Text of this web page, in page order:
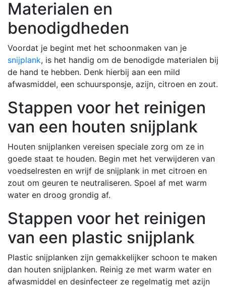
Materialen en
benodigdheden
Voordat je begint met het schoonmaken van je
snijplank, is het handig om de benodigde materialen bij
de hand te hebben. Denk hierbij aan een mild
afwasmiddel, een schuursponsje, azijn, citroen en zout.
Stappen voor het reinigen
van een houten snijplank
Houten snijplanken vereisen speciale zorg om ze in
goede staat te houden. Begin met het verwijderen van
voedselresten en wrijf de snijplank in met citroen en
zout om geuren te neutraliseren. Spoel af met warm
water en droog grondig af.
Stappen voor het reinigen
van een plastic snijplank
Plastic snijplanken zijn gemakkelijker schoon te maken
dan houten snijplanken. Reinig ze met warm water en
afwasmiddel en desinfecteer ze regelmatig met azijn